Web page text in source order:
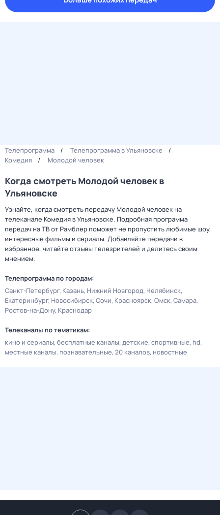
Телепрограмма
Телепрограмма в Ульяновске
Комедия
Молодой человек
Когда смотреть Молодой человек в
Ульяновске
Узнайте, когда смотреть передачу Молодой человек на
телеканале Комедия в Ульяновске. Подробная программа
передач на ТВ от Рамблер поможет не пропустить любимые шоу,
интересные фильмы и сериалы. Добавляйте передачи в
избранное, читайте отзывы телезрителей и делитесь своим
мнением.
Телепрограмма по городам:
Санкт-Петербург Казань Нижний Новгород Челябинск
Екатеринбург Новосибирск Сочи Красноярск Омск Самара
Ростов-на-Дону Краснодар
Телеканалы по тематикам:
кино и сериалы бесплатные каналы детские спортивные hd
местные каналы познавательные 20 каналов новостные